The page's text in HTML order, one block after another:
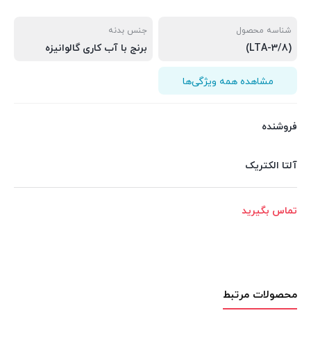
شناسه محصول
(LTA-3/8)
جنس بدنه
برنج با آب کاری گالوانیزه
مشاهده همه ویژگی‌ها
فروشنده
آلتا الکتریک
تماس بگیرید
محصولات مرتبط